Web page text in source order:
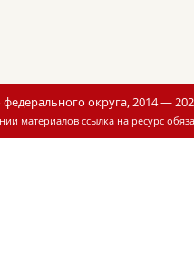
округа, 2014 —
материалов ссылка на ресурс